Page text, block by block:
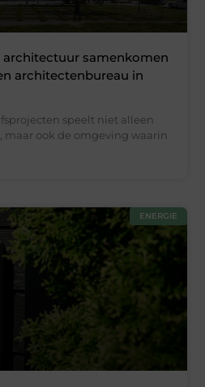
architectuur samenkomen
architectenbureau in
speelt niet alleen
maar ook de omgeving waarin
ENERGIE